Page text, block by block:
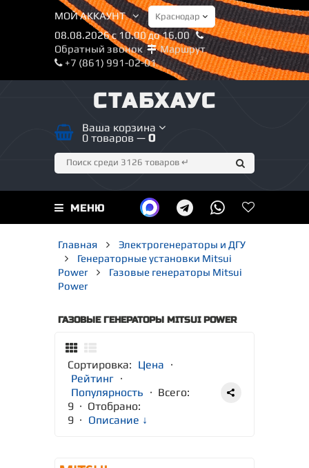
МОЙ АККАУНТ
08.08.2026 с 10.00 до 16.00
Обратный звонок
Маршрут
+7 (861) 991-02-01
СТАБХАУС
Ваша корзина
0 товаров — 0
МЕНЮ
Главная
Электрогенераторы и ДГУ
Генераторные установки Mitsui
Power
Газовые генераторы Mitsui
Power
ГАЗОВЫЕ ГЕНЕРАТОРЫ MITSUI POWER
Сортировка: Цена ·
Рейтинг ·
Популярность · Всего:
9 · Отобрано:
9 · Описание ↓